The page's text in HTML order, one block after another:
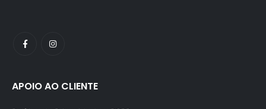
APOIO AO CLIENTE